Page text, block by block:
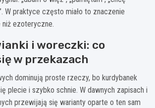
W praktyce często miało to znaczenie
niż ezoteryczne.
i woreczki: co
w przekazach
dominują proste rzeczy, bo kurdybanek
plecie i szybko schnie. W dawnych zapisach i
przewijają się warianty oparte o ten sam